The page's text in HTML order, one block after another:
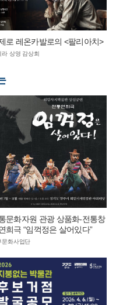
로 레온카발로의 <팔리아치>
라 상영 감상회
문화자원 관광 상품화-전통창
희극 “임꺽정은 살어있다”
문화사업단